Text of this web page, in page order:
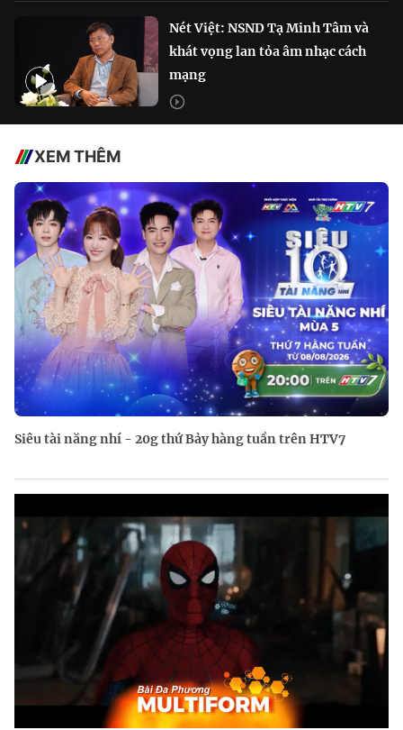
Nét Việt: NSND Tạ Minh Tâm và
khát vọng lan tỏa âm nhạc cách
mạng
XEM THÊM
Siêu tài năng nhí - 20g thứ Bảy hàng tuần trên HTV7